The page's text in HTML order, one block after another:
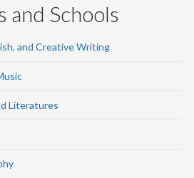
and Schools
and Creative Writing
Literatures